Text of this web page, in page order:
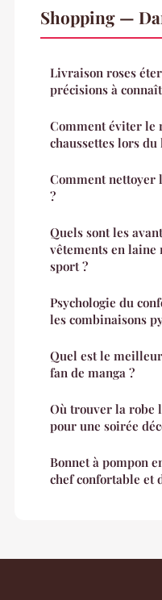
Shopping —
Livraison roses
précisions à
Comment éviter le
chaussettes lors du
Comment nettoyer
?
Quels sont les
vêtements en
sport ?
Psychologie du
les combinaisons
Quel est le
fan de manga ?
Où trouver la robe
pour une soirée
Bonnet à pompon
chef confortable et